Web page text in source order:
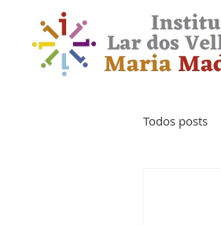
Todos posts